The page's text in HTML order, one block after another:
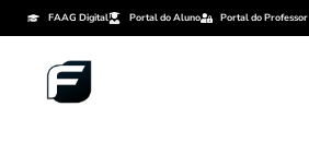
FAAG Digital Portal do Aluno Portal do Professor